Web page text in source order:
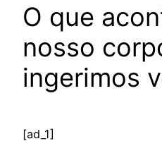
O que
nosso
ingerimos
[ad_1]